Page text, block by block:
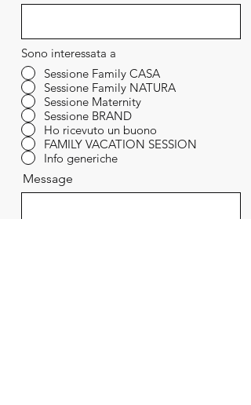
Sono interessata a
Sessione Family CASA
Sessione Family NATURA
Sessione Maternity
Sessione BRAND
Ho ricevuto un buono
FAMILY VACATION SESSION
Info generiche
Message